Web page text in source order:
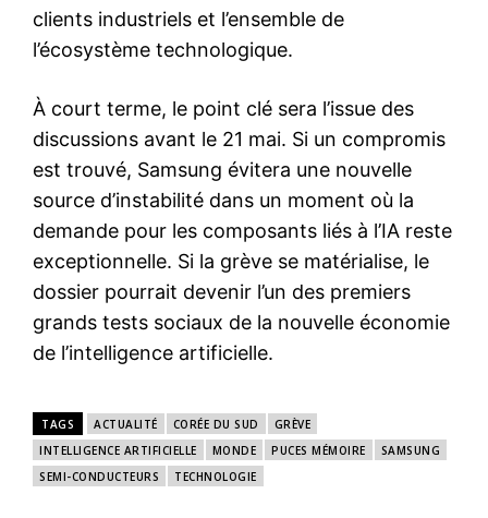
clients industriels et l’ensemble de
l’écosystème technologique.
À court terme, le point clé sera l’issue des
discussions avant le 21 mai. Si un compromis
est trouvé, Samsung évitera une nouvelle
source d’instabilité dans un moment où la
demande pour les composants liés à l’IA reste
exceptionnelle. Si la grève se matérialise, le
dossier pourrait devenir l’un des premiers
grands tests sociaux de la nouvelle économie
de l’intelligence artificielle.
TAGS ACTUALITÉ CORÉE DU SUD
GRÈVE
INTELLIGENCE ARTIFICIELLE
MONDE PUCES MÉMOIRE
SAMSUNG
SEMI-CONDUCTEURS
TECHNOLOGIE